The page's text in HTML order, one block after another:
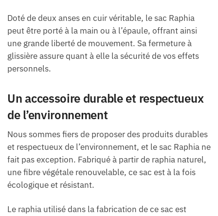
Doté de deux anses en cuir véritable, le sac Raphia
peut être porté à la main ou à l’épaule, offrant ainsi
une grande liberté de mouvement. Sa fermeture à
glissière assure quant à elle la sécurité de vos effets
personnels.
Un accessoire durable et respectueux
de l’environnement
Nous sommes fiers de proposer des produits durables
et respectueux de l’environnement, et le sac Raphia ne
fait pas exception. Fabriqué à partir de raphia naturel,
une fibre végétale renouvelable, ce sac est à la fois
écologique et résistant.
Le raphia utilisé dans la fabrication de ce sac est